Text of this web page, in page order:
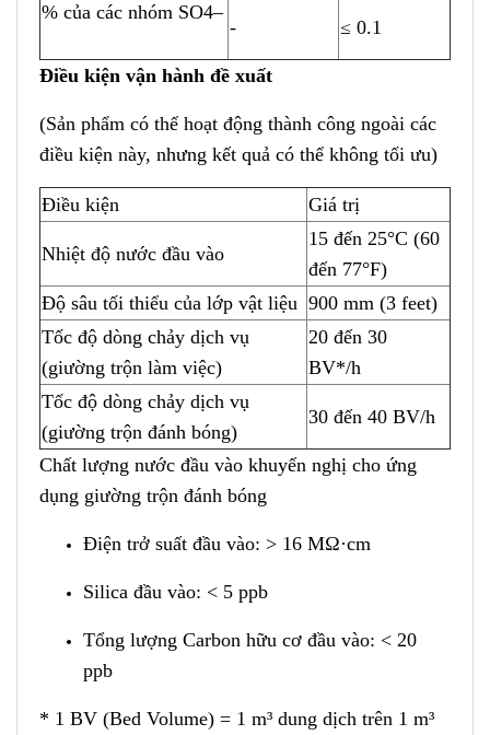
% của các nhóm SO4–
- ≤ 0.1
Điều kiện vận hành đề xuất
(Sản phẩm có thể hoạt động thành công ngoài các
điều kiện này, nhưng kết quả có thể không tối ưu)
Điều kiện Giá trị
Nhiệt độ nước đầu vào
15 đến 25°C (60
đến 77°F)
Độ sâu tối thiểu của lớp vật liệu 900 mm (3 feet)
Tốc độ dòng chảy dịch vụ
(giường trộn làm việc)
20 đến 30
BV*/h
Tốc độ dòng chảy dịch vụ
(giường trộn đánh bóng)
30 đến 40 BV/h
Chất lượng nước đầu vào khuyến nghị cho ứng
dụng giường trộn đánh bóng
Điện trở suất đầu vào: > 16 MΩ·cm
Silica đầu vào: < 5 ppb
Tổng lượng Carbon hữu cơ đầu vào: < 20
ppb
* 1 BV (Bed Volume) = 1 m³ dung dịch trên 1 m³